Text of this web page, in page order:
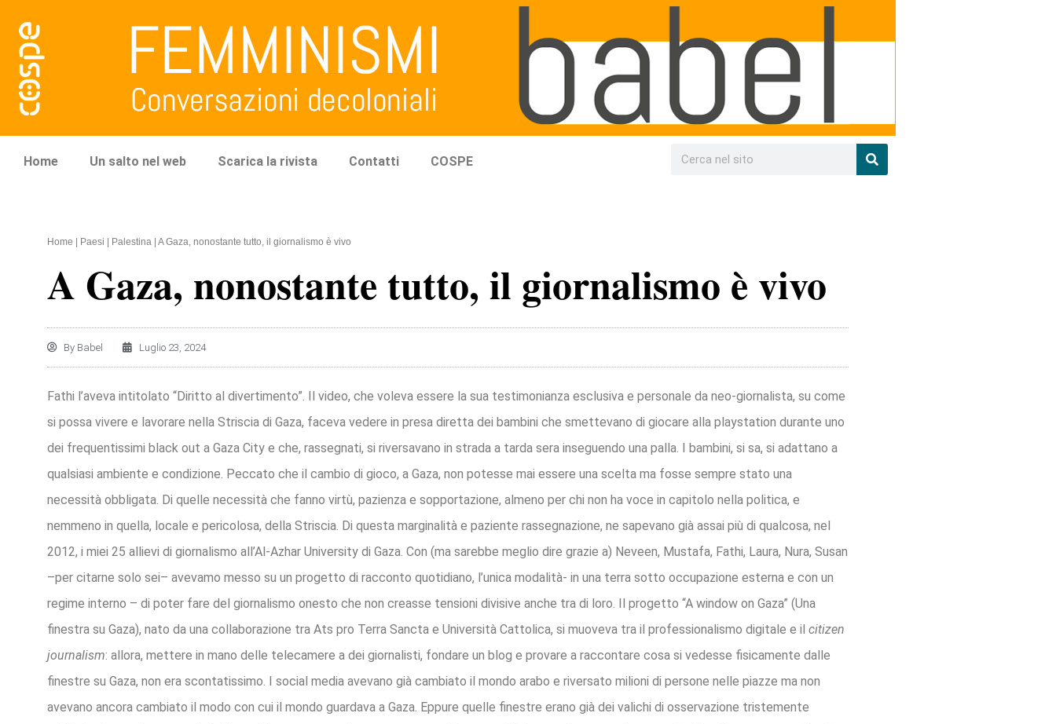
Home Un salto nel web Scarica la rivista Contatti COSPE
Home Paesi Palestina A Gaza, nonostante tutto, il giornalismo è vivo
A Gaza, nonostante tutto, il giornalismo è vivo
By Babel Luglio 23, 2024
Fathi l’aveva intitolato “Diritto al divertimento”. Il video, che voleva essere la sua testimonianza esclusiva e personale da neo-giornalista, su come
si possa vivere e lavorare nella Striscia di Gaza, faceva vedere in presa diretta dei bambini che smettevano di giocare alla playstation durante uno
dei frequentissimi black out a Gaza City e che, rassegnati, si riversavano in strada a tarda sera inseguendo una palla. I bambini, si sa, si adattano a
qualsiasi ambiente e condizione. Peccato che il cambio di gioco, a Gaza, non potesse mai essere una scelta ma fosse sempre stato una
necessità obbligata. Di quelle necessità che fanno virtù, pazienza e sopportazione, almeno per chi non ha voce in capitolo nella politica, e
nemmeno in quella, locale e pericolosa, della Striscia. Di questa marginalità e paziente rassegnazione, ne sapevano già assai più di qualcosa, nel
2012, i miei 25 allievi di giornalismo all’Al-Azhar University di Gaza. Con (ma sarebbe meglio dire grazie a) Neveen, Mustafa, Fathi, Laura, Nura, Susan
–per citarne solo sei– avevamo messo su un progetto di racconto quotidiano, l’unica modalità- in una terra sotto occupazione esterna e con un
regime interno – di poter fare del giornalismo onesto che non creasse tensioni divisive anche tra di loro. Il progetto “A window on Gaza” (Una
finestra su Gaza), nato da una collaborazione tra Ats pro Terra Sancta e Università Cattolica, si muoveva tra il professionalismo digitale e il citizen
journalism: allora, mettere in mano delle telecamere a dei giornalisti, fondare un blog e provare a raccontare cosa si vedesse fisicamente dalle
finestre su Gaza, non era scontatissimo. I social media avevano già cambiato il mondo arabo e riversato milioni di persone nelle piazze ma non
avevano ancora cambiato il modo con cui il mondo guardava a Gaza. Eppure quelle finestre erano già dei valichi di osservazione tristemente